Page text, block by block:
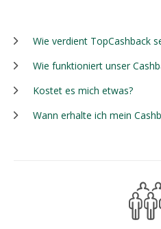
Wie verdient TopCashback
Wie funktioniert unser
Kostet es mich etwas?
Wann erhalte ich mein